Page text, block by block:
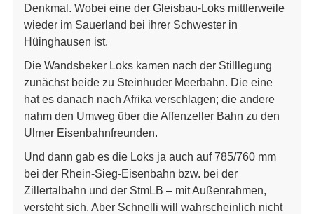
Denkmal. Wobei eine der Gleisbau-Loks mittlerweile
wieder im Sauerland bei ihrer Schwester in
Hüinghausen ist.
Die Wandsbeker Loks kamen nach der Stilllegung
zunächst beide zu Steinhuder Meerbahn. Die eine
hat es danach nach Afrika verschlagen; die andere
nahm den Umweg über die Affenzeller Bahn zu den
Ulmer Eisenbahnfreunden.
Und dann gab es die Loks ja auch auf 785/760 mm
bei der Rhein-Sieg-Eisenbahn bzw. bei der
Zillertalbahn und der StmLB – mit Außenrahmen,
versteht sich. Aber Schnelli will wahrscheinlich nicht